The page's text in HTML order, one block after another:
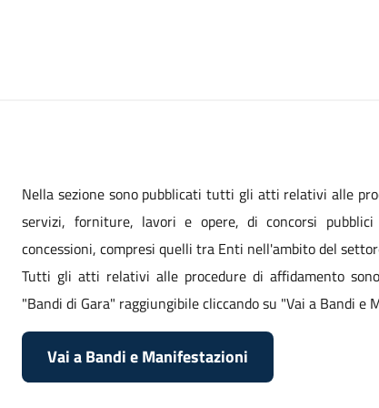
Nella sezione sono pubblicati tutti gli atti relativi alle
servizi, forniture, lavori e opere, di concorsi
concessioni, compresi quelli tra Enti nell'ambito del
Tutti gli atti relativi alle procedure di affidamento
"Bandi di Gara" raggiungibile cliccando su "Vai a Bandi e
Vai a Bandi e Manifestazioni